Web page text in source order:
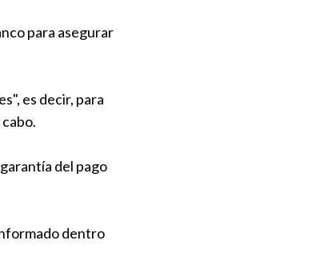
para asegurar
es decir, para
del pago
dentro